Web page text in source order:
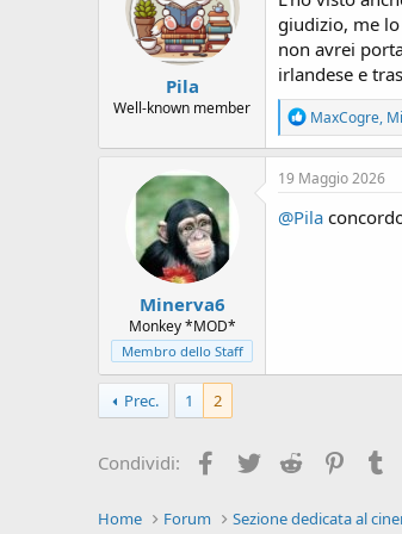
o
n
s
:
Pila
Well-known member
giudizio, me
non avrei
irlandese e
R
e
a
c
i
o
MaxCogre,
Minerva6
Monkey *MOD*
Membro dello Staff
19 Maggio 2026
@Pila
Prec. 1 2
Condividi: Facebook
Twitter Reddit
Home Forum Sezione dedicata al